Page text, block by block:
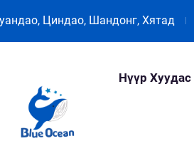
Циндао, Шандонг, Хятад
Нүүр Хуудас